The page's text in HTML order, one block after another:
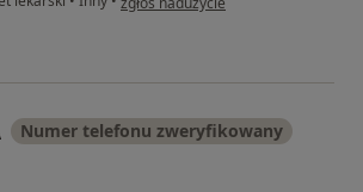
Numer telefonu zweryfikowany